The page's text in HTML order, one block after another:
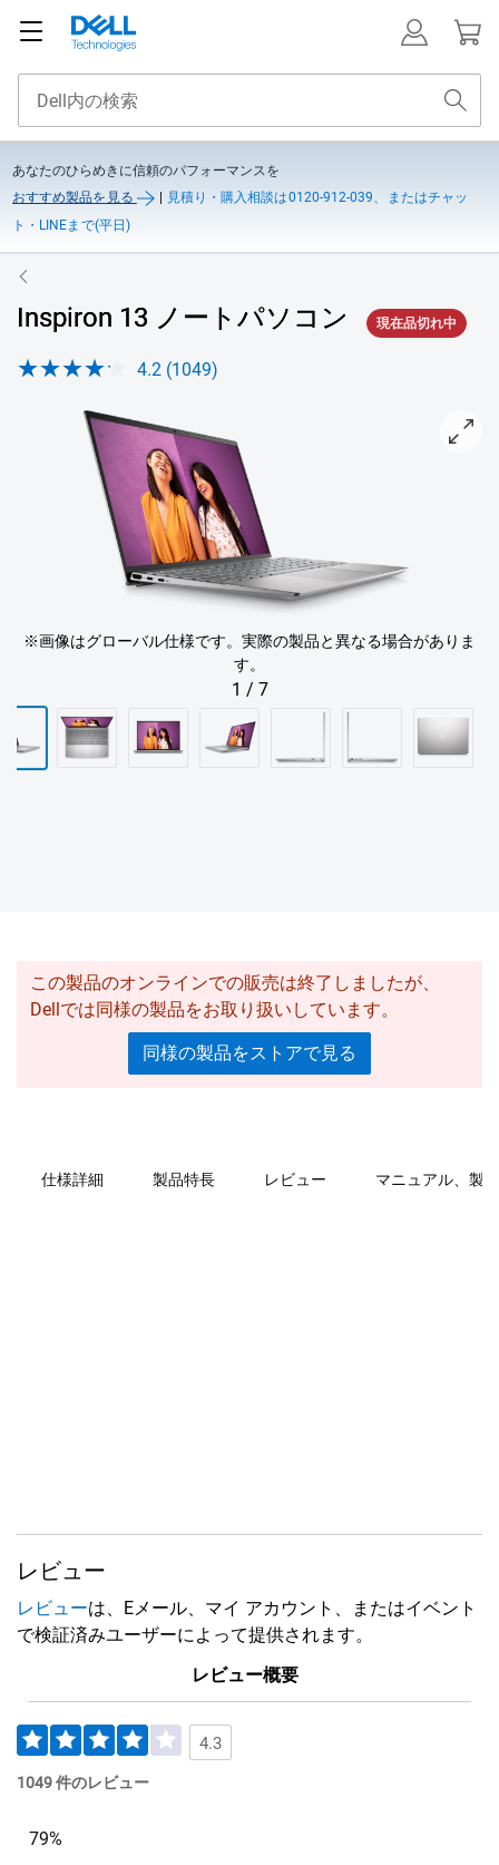
あなたのひらめきに信頼のパフォーマンスを
おすすめ製品を見る
見積り・購入相談は0120-912-039、またはチャッ
ト・LINEまで(平日)
Inspiron 13 ノートパソコン 現在品切れ中
4.2 (1049)
View 右向き Inspiron 13 5320
※画像はグローバル仕様です。実際の製品と異なる場合がありま
す。
1 / 7
この製品のオンラインでの販売は終了しましたが、
Dellでは同様の製品をお取り扱いしています。
同様の製品をストアで見る
仕様詳細 製品特長 レビュー マニュアル、製
レビュー
レビューは、Eメール、マイ アカウント、またはイベント
で検証済みユーザーによって提供されます。
レビュー概要
4.3
1049 件のレビュー
79%